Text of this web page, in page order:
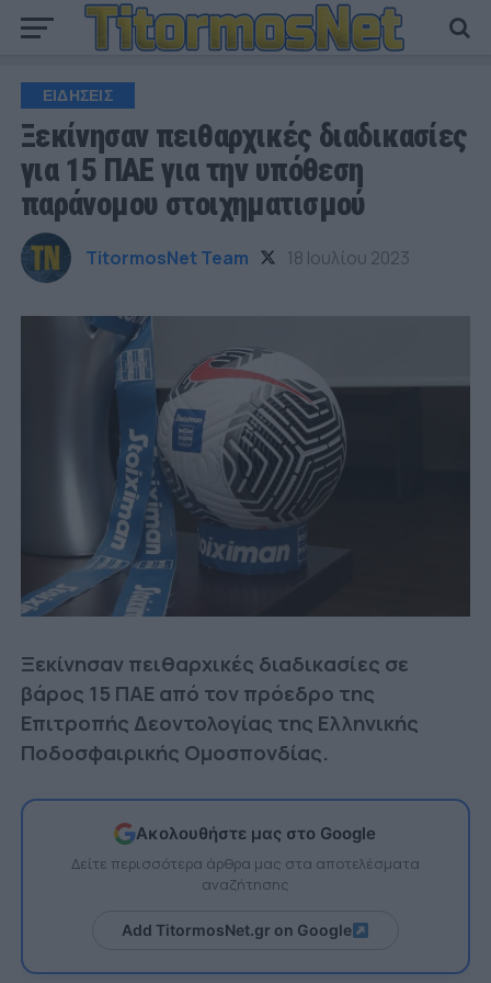
ΕΙΔΗΣΕΙΣ
Ξεκίνησαν πειθαρχικές διαδικασίες
για 15 ΠΑΕ για την υπόθεση
παράνομου στοιχηματισμού
TitormosNet Team 18 Ιουλίου 2023
Ξεκίνησαν πειθαρχικές διαδικασίες σε
βάρος 15 ΠΑΕ από τον πρόεδρο της
Επιτροπής Δεοντολογίας της Ελληνικής
Ποδοσφαιρικής Ομοσπονδίας.
Ακολουθήστε μας στο Google
Δείτε περισσότερα άρθρα μας στα αποτελέσματα
αναζήτησης
Add TitormosNet.gr on Google